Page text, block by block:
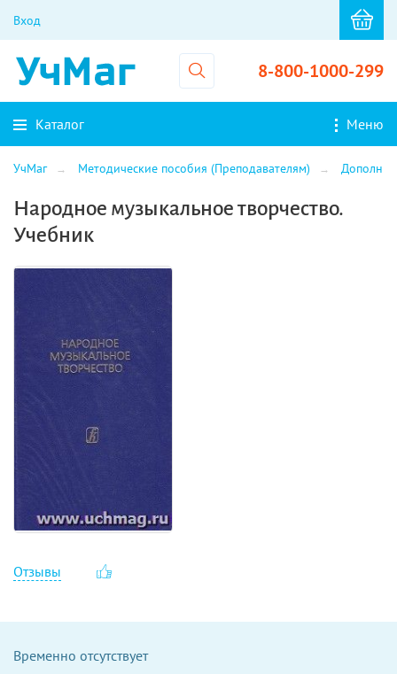
Вход
8-800-1000-299
Каталог Меню
УчМаг Методические пособия (Преподавателям)
Народное музыкальное творчество.
Учебник
Отзывы
Временно отсутствует